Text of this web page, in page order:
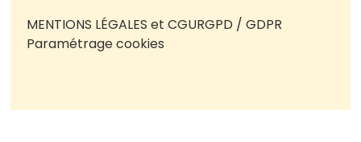
MENTIONS LÉGALES et CGURGPD / GDPR
Paramétrage cookies